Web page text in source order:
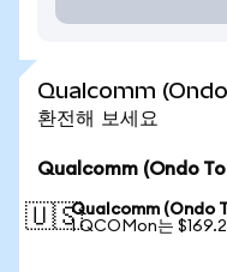
Qualcomm (Ondo
환전해 보세요
Qualcomm (Ondo
🇺🇸Qualcomm (Ondo
1 QCOMon는